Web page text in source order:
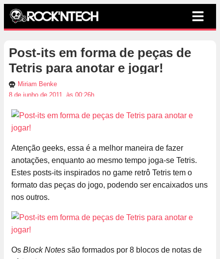
Post-its em forma de peças de
Tetris para anotar e jogar!
Miriam Benke
8 de junho de 2011, às 00:26h
Atenção geeks, essa é a melhor maneira de fazer
anotações, enquanto ao mesmo tempo joga-se Tetris.
Estes posts-its inspirados no game retrô Tetris tem o
formato das peças do jogo, podendo ser encaixados uns
nos outros.
Os Block Notes são formados por 8 blocos de notas de